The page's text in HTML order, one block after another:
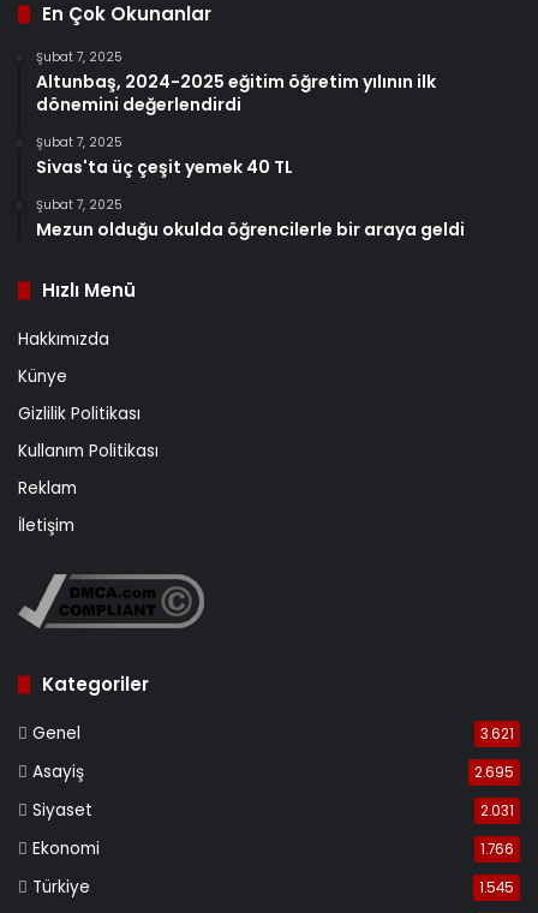
En Çok Okunanlar
Şubat 7, 2025
Altunbaş, 2024-2025 eğitim öğretim yılının ilk
dönemini değerlendirdi
Şubat 7, 2025
Sivas'ta üç çeşit yemek 40 TL
Şubat 7, 2025
Mezun olduğu okulda öğrencilerle bir araya geldi
Hızlı Menü
Hakkımızda
Künye
Gizlilik Politikası
Kullanım Politikası
Reklam
İletişim
Kategoriler
Genel 3.621
Asayiş 2.695
Siyaset 2.031
Ekonomi 1.766
Türkiye 1.545